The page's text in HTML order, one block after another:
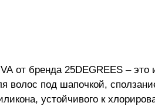
от бренда 25DEGREES –
волос под шапочкой,
устойчивого к